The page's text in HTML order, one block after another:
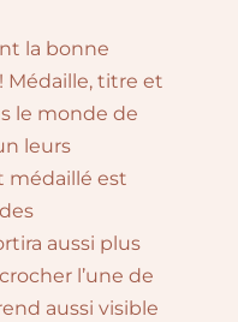
la bonne
Médaille, titre et
le monde de
leurs
médaillé est
aussi plus
l’une de
aussi visible